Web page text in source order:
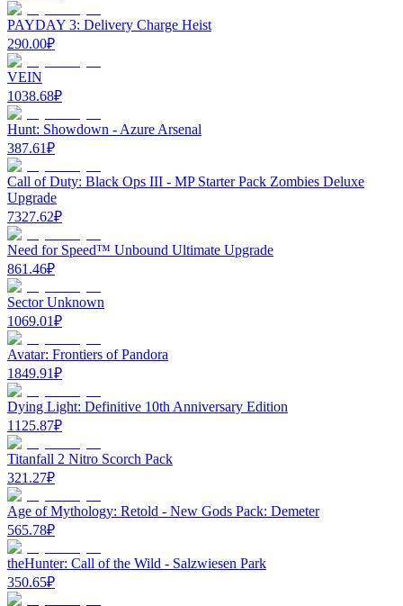
PAYDAY 3: Delivery Charge Heist
290.00₽
VEIN
1038.68₽
Hunt: Showdown - Azure Arsenal
387.61₽
Call of Duty: Black Ops III - MP Starter Pack Zombies Deluxe
Upgrade
7327.62₽
Need for Speed™ Unbound Ultimate Upgrade
861.46₽
Sector Unknown
1069.01₽
Avatar: Frontiers of Pandora
1849.91₽
Dying Light: Definitive 10th Anniversary Edition
1125.87₽
Titanfall 2 Nitro Scorch Pack
321.27₽
Age of Mythology: Retold - New Gods Pack: Demeter
565.78₽
theHunter: Call of the Wild - Salzwiesen Park
350.65₽